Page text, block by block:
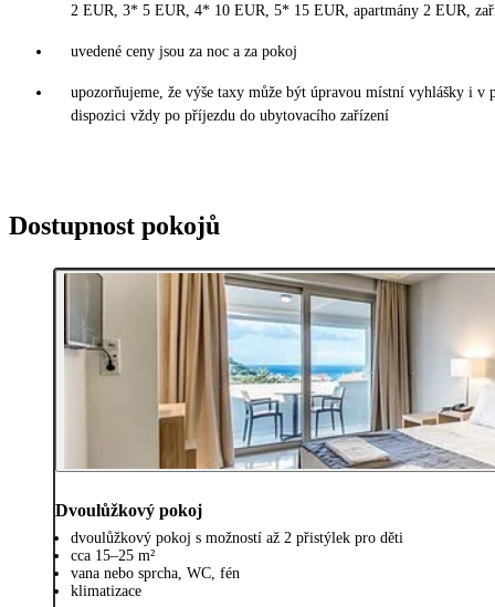
2 EUR, 3* 5 EUR, 4* 10 EUR, 5* 15 EUR, apartmány 2 EUR,
uvedené ceny jsou za noc a za pokoj
upozorňujeme, že výše taxy může být úpravou místní vyhlášky i
dispozici vždy po příjezdu do ubytovacího zařízení
Dostupnost pokojů
Dvoulůžkový pokoj
dvoulůžkový pokoj s možností až 2 přistýlek pro děti
cca 15–25 m²
vana nebo sprcha, WC, fén
klimatizace